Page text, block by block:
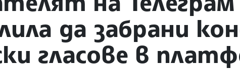
да забрани
гласове в